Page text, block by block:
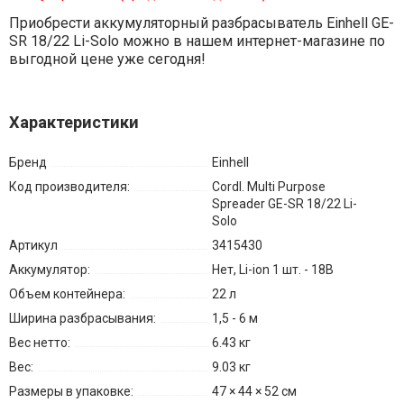
Приобрести аккумуляторный разбрасыватель Einhell GE-
SR 18/22 Li-Solo можно в нашем интернет-магазине по
выгодной цене уже сегодня!
Характеристики
Бренд
Einhell
Код производителя:
Cordl. Multi Purpose
Spreader GE-SR 18/22 Li-
Solo
Артикул
3415430
Аккумулятор:
Нет, Li-ion 1 шт. - 18В
Объем контейнера:
22 л
Ширина разбрасывания:
1,5 - 6 м
Вес нетто:
6.43 кг
Вес:
9.03 кг
Размеры в упаковке:
47 × 44 × 52 см